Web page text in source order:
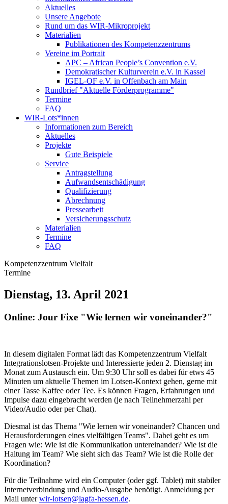
Aktuelles
Unsere Angebote
Rund um das WIR-Mikroprojekt
Materialien
Publikationen des Kompetenzzentrums
Vereine im Portrait
APC – African People’s Convention e.V.
Demokratischer Kulturverein e.V. in Kassel
IGEL-OF e.V. in Offenbach am Main
Rundbrief "Aktuelle Förderprogramme"
Termine
FAQ
WIR-Lots*innen
Informationen zum Bereich
Aktuelles
Projekte
Gute Beispiele
Service
Antragstellung
Aufwandsentschädigung
Qualifizierung
Abrechnung
Pressearbeit
Versicherungsschutz
Materialien
Termine
FAQ
Kompetenzzentrum Vielfalt
Termine
Dienstag, 13. April 2021
Online: Jour Fixe "Wie lernen wir voneinander?"
In diesem digitalen Format lädt das Kompetenzzentrum Vielfalt
Integrationslotsen-Projekte und Interessierte jeden 2. Dienstag im
Monat zum Austausch ein. Um 9:30 Uhr soll es dabei für etws 45
Minuten um aktuelle Themen im Lotsen-Kontext gehen, gerne mit
einer Tasse Kaffee oder Tee. Es können Fragen, Erfahrungen und
Impulse dazu eingebracht werden (je nach Teilnehmerzahl per
Video/Audio oder per Chat).
Diesmal ist das Thema "Wie lernen wir voneinander? Chancen und
Herausforderungen eines vielfältigen Teams". Dabei geht es um
Fragen wie: Wie ist die Kommunikation untereinander? Wie ist die
Haltung im Team? Wie sieht sich das Team? Wie ist die Rolle der
Koordination?
Für die Teilnahme wird ein Computer (oder ggf. Tablet) mit stabiler
Internetverbindung und Audio-Ausgabe benötigt. Anmeldung per
Mail unterwir-lotsen@lagfa-hessen.de.